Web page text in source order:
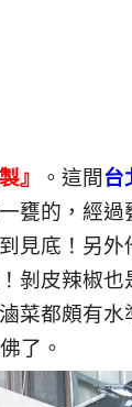
』 。這間台
甕的，經
見底！另外
剝皮辣椒
菜都頗有
了。